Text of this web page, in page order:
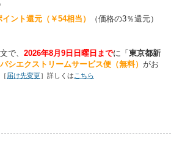
イント還元 （￥54相当） （価格の3％還元）
で、 2026年8月9日日曜日までに 「 東京都新
シエクストリームサービス便（無料） がお
［届け先変更］詳しくは こちら